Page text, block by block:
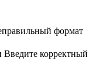
формат
Введите корректный